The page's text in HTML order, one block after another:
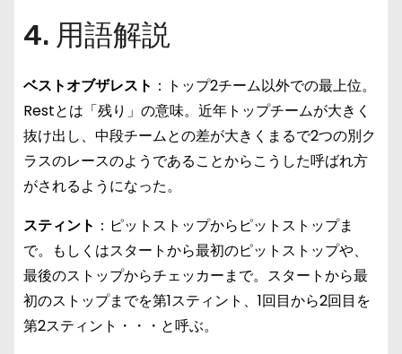
4. 用語解説
ベストオブザレスト ：トップ2チーム以外での最上位。
Restとは「残り」の意味。近年トップチームが大きく
抜け出し、中段チームとの差が大きくまるで2つの別ク
ラスのレースのようであることからこうした呼ばれ方
がされるようになった。
スティント ：ピットストップからピットストップま
で。もしくはスタートから最初のピットストップや、
最後のストップからチェッカーまで。スタートから最
初のストップまでを第1スティント、1回目から2回目を
第2スティント・・・と呼ぶ。